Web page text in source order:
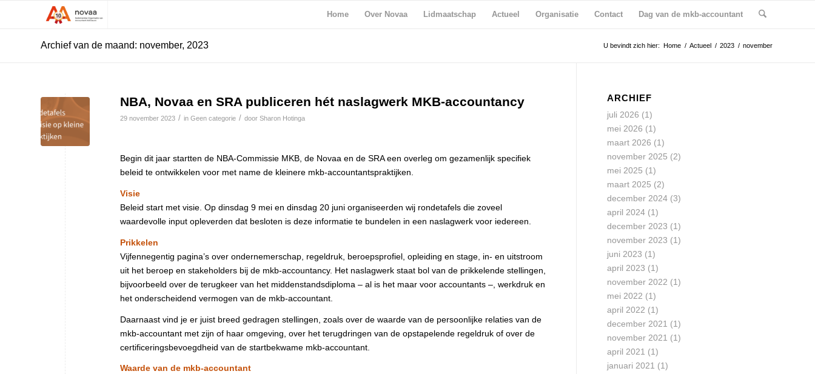
Home Over Novaa Lidmaatschap Actueel Organisatie Contact Dag van de mkb-accountant
Archief van de maand: november, 2023 U bevindt zich hier: Home / Actueel / 2023 / november
NBA, Novaa en SRA publiceren hét naslagwerk MKB-accountancy
29 november 2023 / in Geen categorie / door Sharon Hotinga
Begin dit jaar startten de NBA-Commissie MKB, de Novaa en de SRA een overleg om gezamenlijk specifiek
beleid te ontwikkelen voor met name de kleinere mkb-accountantspraktijken.
Visie
Beleid start met visie. Op dinsdag 9 mei en dinsdag 20 juni organiseerden wij rondetafels die zoveel
waardevolle input opleverden dat besloten is deze informatie te bundelen in een naslagwerk voor iedereen.
Prikkelen
Vijfennegentig pagina’s over ondernemerschap, regeldruk, beroepsprofiel, opleiding en stage, in- en uitstroom
uit het beroep en stakeholders bij de mkb-accountancy. Het naslagwerk staat bol van de prikkelende stellingen,
bijvoorbeeld over de terugkeer van het middenstandsdiploma – al is het maar voor accountants –, werkdruk en
het onderscheidend vermogen van de mkb-accountant.
Daarnaast vind je er juist breed gedragen stellingen, zoals over de waarde van de persoonlijke relaties van de
mkb-accountant met zijn of haar omgeving, over het terugdringen van de opstapelende regeldruk of over de
certificeringsbevoegdheid van de startbekwame mkb-accountant.
Waarde van de mkb-accountant
ARCHIEF
juli 2026 (1)
mei 2026 (1)
maart 2026 (1)
november 2025 (2)
mei 2025 (1)
maart 2025 (2)
december 2024 (3)
april 2024 (1)
december 2023 (1)
november 2023 (1)
juni 2023 (1)
april 2023 (1)
november 2022 (1)
mei 2022 (1)
april 2022 (1)
december 2021 (1)
november 2021 (1)
april 2021 (1)
januari 2021 (1)